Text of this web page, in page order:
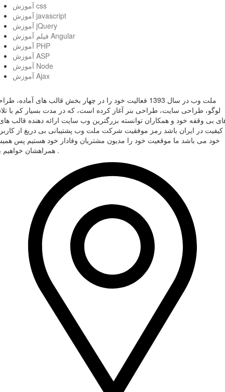
آموزش css
آموزش javascript
آموزش jQuery
فیلم آموزش Angular
آموزش PHP
آموزش ASP
آموزش Node
آموزش Ajax
ملت وب در سال 1393 فعالیت خود را در چهار بخش قالب های آماده،
لوگو، طراحی سایت، طراحی بنر آغاز کرده است، که در مدت بسیار کم با
بی وقفه خود و همکاران توانسته بزرگترین وب سایت ارائه دهنده قالب
کیفیت در ایران باشد رمز موفقیت شرکت ملت وب پشتیبانی بی دریغ از
خود می باشد ما موقعیت خود را مدیون مشتریان وفادار خود هستیم پس
همراهشان خواهیم بود .